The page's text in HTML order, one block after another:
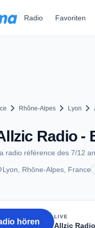
Radio Favoriten
chevron_right Rhône-Alpes chevron_right Lyon chevron_right
Radio -
radio référence des 7/12
Lyon, Rhône-Alpes, France
hören
LIVE
Allzic